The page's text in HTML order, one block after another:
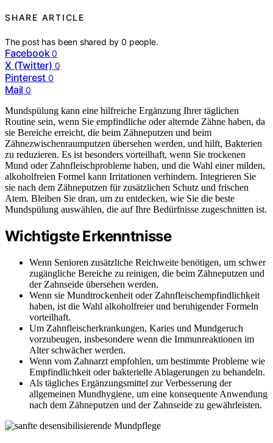
SHARE ARTICLE
The post has been shared by0 people.
Facebook 0
X (Twitter) 0
Pinterest 0
Mail 0
Mundspülung kann eine hilfreiche Ergänzung Ihrer täglichen
Routine sein, wenn Sie empfindliche oder alternde Zähne haben, da
sie Bereiche erreicht, die beim Zähneputzen und beim
Zähnezwischenraumputzen übersehen werden, und hilft, Bakterien
zu reduzieren. Es ist besonders vorteilhaft, wenn Sie trockenen
Mund oder Zahnfleischprobleme haben, und die Wahl einer milden,
alkoholfreien Formel kann Irritationen verhindern. Integrieren Sie
sie nach dem Zähneputzen für zusätzlichen Schutz und frischen
Atem. Bleiben Sie dran, um zu entdecken, wie Sie die beste
Mundspülung auswählen, die auf Ihre Bedürfnisse zugeschnitten ist.
Wichtigste Erkenntnisse
Wenn Senioren zusätzliche Reichweite benötigen, um schwer
zugängliche Bereiche zu reinigen, die beim Zähneputzen und
der Zahnseide übersehen werden.
Wenn sie Mundtrockenheit oder Zahnfleischempfindlichkeit
haben, ist die Wahl alkoholfreier und beruhigender Formeln
vorteilhaft.
Um Zahnfleischerkrankungen, Karies und Mundgeruch
vorzubeugen, insbesondere wenn die Immunreaktionen im
Alter schwächer werden.
Wenn vom Zahnarzt empfohlen, um bestimmte Probleme wie
Empfindlichkeit oder bakterielle Ablagerungen zu behandeln.
Als tägliches Ergänzungsmittel zur Verbesserung der
allgemeinen Mundhygiene, um eine konsequente Anwendung
nach dem Zähneputzen und der Zahnseide zu gewährleisten.